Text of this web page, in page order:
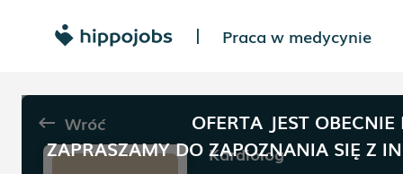
| Praca w medycynie
OFERTA JEST
ZAPRASZAMY DO ZAPOZNANIA SIĘ Z
keyboard_backspace Wróć
Kardiolog